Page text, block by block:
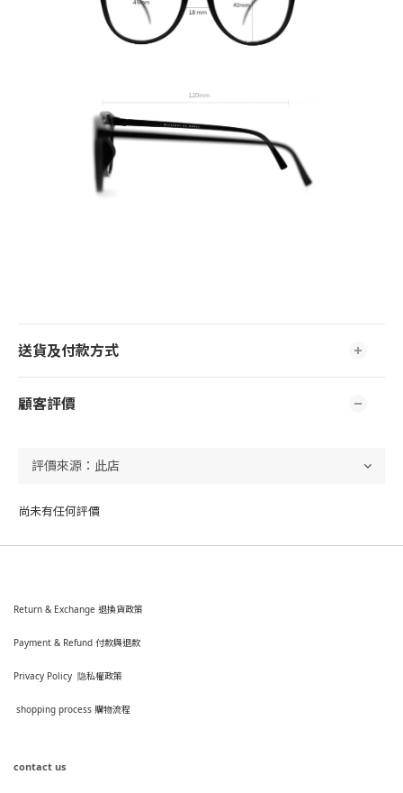
送貨及付款方式
顧客評價
尚未有任何評價
Return & Exchange 退換貨政策
Payment & Refund 付款與退款
Privacy Policy 隐私權政策
shopping process 購物流程
contact us